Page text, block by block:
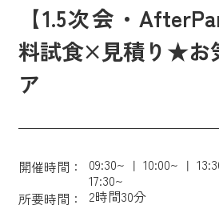
【1.5次会・
料試食×見積り★お
ア
開催時間： 09:30~ 10:00~
17:30~
所要時間：
2時間30分